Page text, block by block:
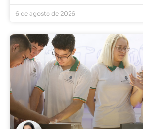
6 de agosto de 2026